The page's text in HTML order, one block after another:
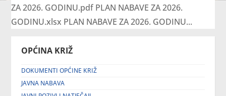
OPĆINA KRIŽ
DOKUMENTI OPĆINE KRIŽ
JAVNA NABAVA
ZA 2026. GODINU.pdf PLAN NABAVE ZA 2026.
GODINU.xlsx PLAN NABAVE ZA 2026. GODINU...